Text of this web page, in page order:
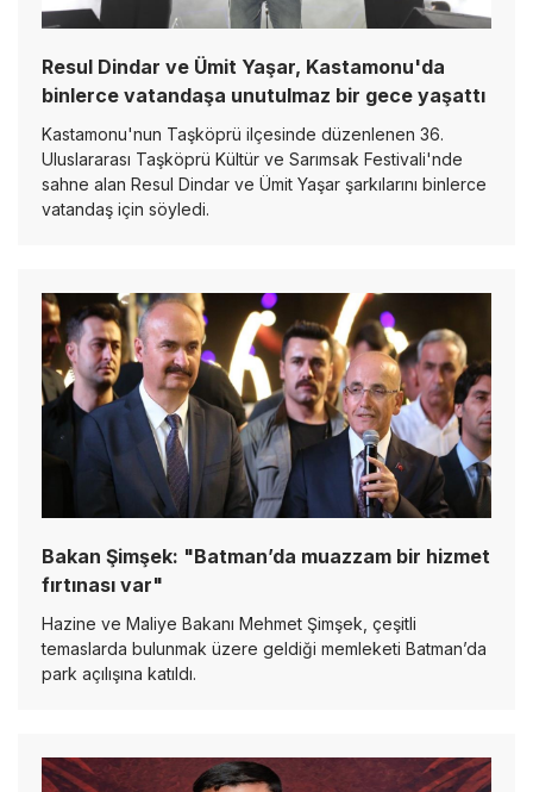
Resul Dindar ve Ümit Yaşar, Kastamonu'da
binlerce vatandaşa unutulmaz bir gece yaşattı
Kastamonu'nun Taşköprü ilçesinde düzenlenen 36.
Uluslararası Taşköprü Kültür ve Sarımsak Festivali'nde
sahne alan Resul Dindar ve Ümit Yaşar şarkılarını binlerce
vatandaş için söyledi.
Bakan Şimşek: "Batman’da muazzam bir hizmet
fırtınası var"
Hazine ve Maliye Bakanı Mehmet Şimşek, çeşitli
temaslarda bulunmak üzere geldiği memleketi Batman’da
park açılışına katıldı.